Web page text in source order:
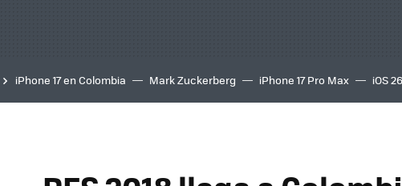
iPhone 17 en Colombia Mark Zuckerberg iPhone 17 Pro Max iOS 26
inteligente
IA TCL C8K